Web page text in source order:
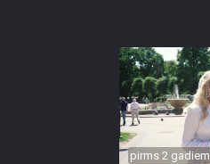
pirms 2 gadiem